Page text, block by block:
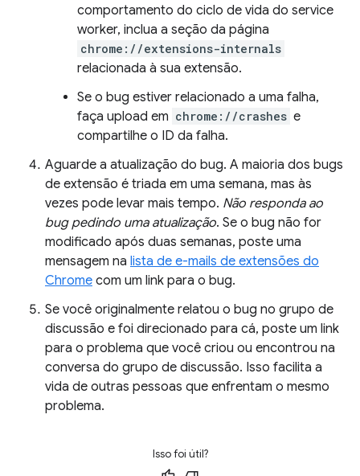
comportamento do ciclo de vida do service
worker, inclua a seção da página
chrome://extensions-internals
relacionada à sua extensão.
Se o bug estiver relacionado a uma falha,
faça upload em chrome://crashes e
compartilhe o ID da falha.
Aguarde a atualização do bug. A maioria dos bugs
de extensão é triada em uma semana, mas às
vezes pode levar mais tempo. Não responda ao
bug pedindo uma atualização. Se o bug não for
modificado após duas semanas, poste uma
mensagem na lista de e-mails de extensões do
Chrome com um link para o bug.
Se você originalmente relatou o bug no grupo de
discussão e foi direcionado para cá, poste um link
para o problema que você criou ou encontrou na
conversa do grupo de discussão. Isso facilita a
vida de outras pessoas que enfrentam o mesmo
problema.
Isso foi útil?